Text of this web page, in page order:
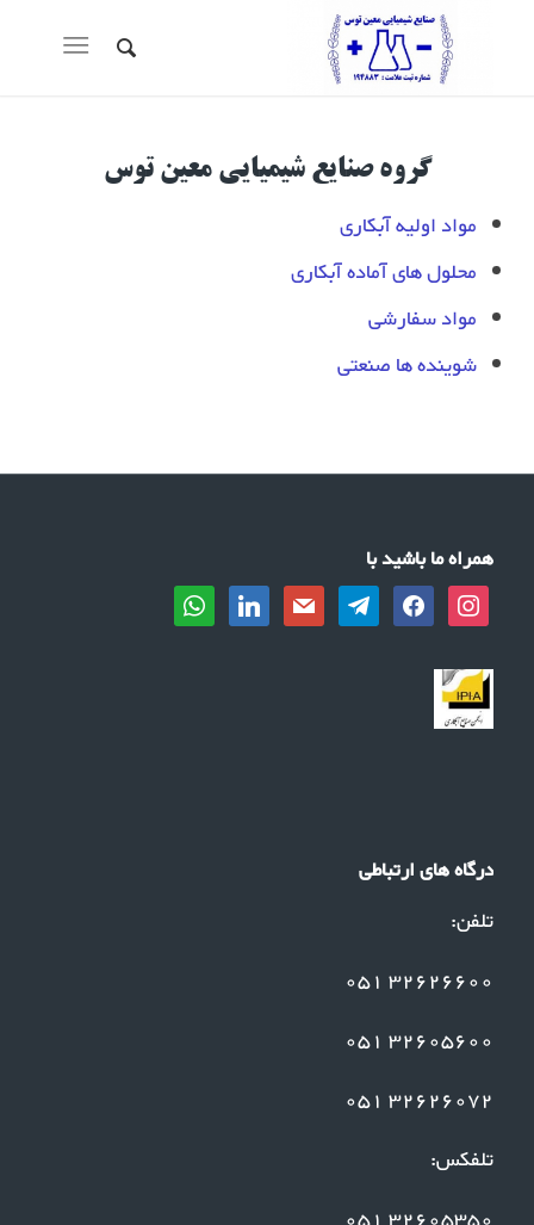
گروه صنایع شیمیایی معین توس
مواد اولیه آبکاری
محلول های آماده آبکاری
مواد سفارشی
شوینده ها صنعتی
همراه ما باشید با
instagram
facebook
telegram
mail
linkedin
whatsapp
درگاه های ارتباطی
تلفن:
32626600 051
32605600 051
32626072 051
تلفکس: